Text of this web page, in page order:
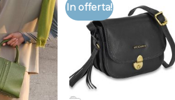
In offerta!